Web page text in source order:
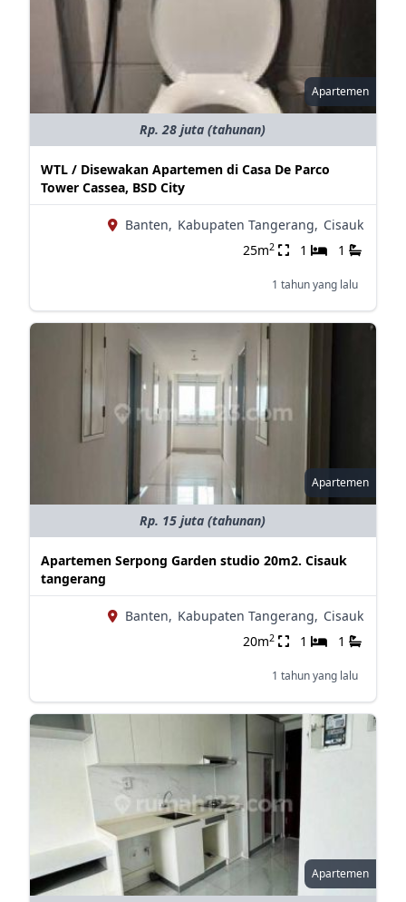
Apartemen
Rp. 28 juta (tahunan)
WTL / Disewakan Apartemen di Casa De Parco
Tower Cassea, BSD City
Banten, Kabupaten Tangerang, Cisauk
25m2 1 1
1 tahun yang lalu
Apartemen
Rp. 15 juta (tahunan)
Apartemen Serpong Garden studio 20m2. Cisauk
tangerang
Banten, Kabupaten Tangerang, Cisauk
20m2 1 1
1 tahun yang lalu
Apartemen